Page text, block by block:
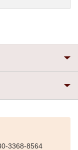
3368-8564